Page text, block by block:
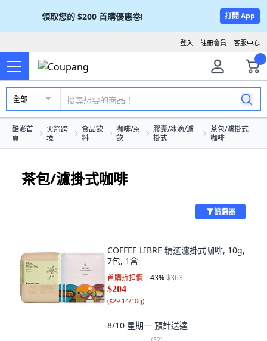
領取您的 $200 首購優惠卷! 打開 App
客服中心
註冊會員
登入
全部
酷澎首
頁
火箭跨
境
食品飲
料
咖啡/茶
飲
膠囊/冰滴/濾
掛式
茶包/濾掛式
咖啡
茶包/濾掛式咖啡
篩選器
COFFEE LIBRE 精選濾掛式咖啡, 10g,
7包, 1盒
首購折扣價 43%$363
$204
($29.14/10g)
8/10 星期一 預計送達
(52)